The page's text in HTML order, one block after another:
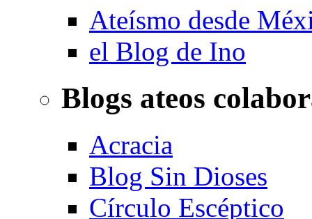
Ateísmo desde
el Blog de Ino
Blogs ateos
Acracia
Blog Sin Dioses
Círculo Escéptico